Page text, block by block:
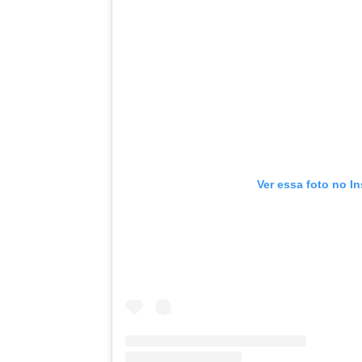
Ver essa foto no